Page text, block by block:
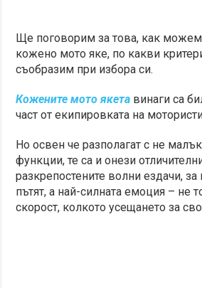
Ще поговорим за това, как
кожено мото яке, по какви
съобразим при избора си.
Кожените мото якета винаги са
част от екипировката на
Но освен че разполагат с не
функции, те са и онези
разкрепостените волни ездачи,
пътят, а най-силната емоция – не
скорост, колкото усещането за